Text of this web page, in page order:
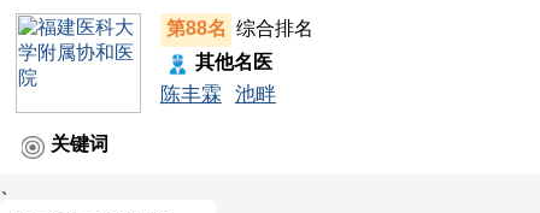
第88名 综合排名
其他名医
陈丰霖 池畔
关键词